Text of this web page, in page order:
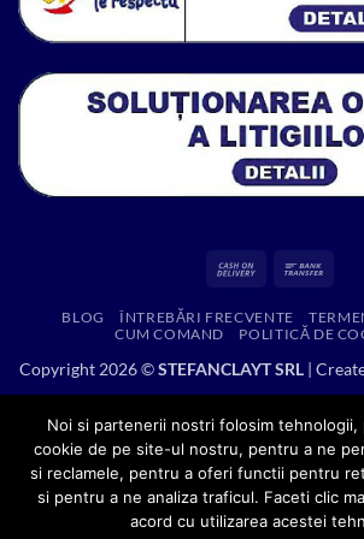
Cash
Delivery
BLOG ÎNTREBĂRI FRECVENTE
CUM COMAND
POLITICĂ DE
Copyright 2026 ©STEFANCLAYT SRL|
Noi si partenerii nostri folosim tehnologii,
cookie de pe site-ul nostru, pentru a ne
si reclamele, pentru a oferi functii pentru
si pentru a ne analiza traficul. Faceti clic
acord cu utilizarea acestei